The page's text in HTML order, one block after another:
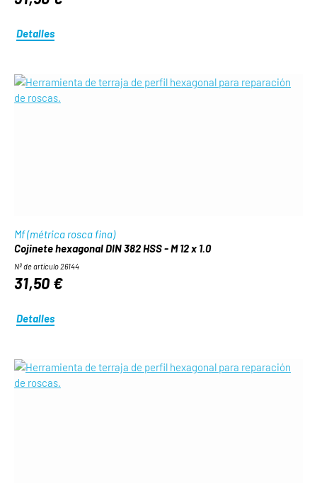
Detalles
Mf (métrica rosca fina)
Cojinete hexagonal DIN 382 HSS - M 12 x 1.0
Nº de artículo 26144
31,50 €
Detalles